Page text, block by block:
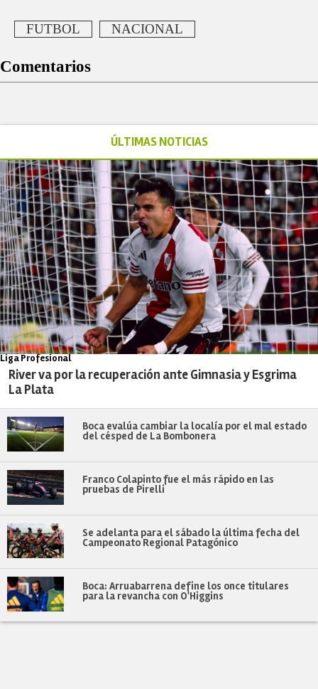
FUTBOL NACIONAL
Comentarios
ÚLTIMAS NOTICIAS
Liga Profesional
River va por la recuperación ante Gimnasia y Esgrima
La Plata
Boca evalúa cambiar la localía por el mal estado
del césped de La Bombonera
Franco Colapinto fue el más rápido en las
pruebas de Pirelli
Se adelanta para el sábado la última fecha del
Campeonato Regional Patagónico
Boca: Arruabarrena define los once titulares
para la revancha con O'Higgins